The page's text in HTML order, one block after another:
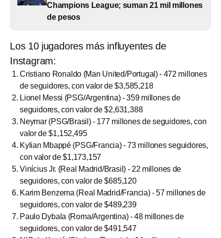
Champions League; suman 21 mil millones
de pesos
Los 10 jugadores más influyentes de
Instagram:
Cristiano Ronaldo (Man United/Portugal) - 472 millones
de seguidores, con valor de $3,585,218
Lionel Messi (PSG/Argentina) - 359 millones de
seguidores, con valor de $2,631,388
Neymar (PSG/Brasil) - 177 millones de seguidores, con
valor de $1,152,495
Kylian Mbappé (PSG/Francia) - 73 millones seguidores,
con valor de $1,173,157
Vinícius Jr. (Real Madrid/Brasil) - 22 millones de
seguidores, con valor de $685,120
Karim Benzema (Real Madrid/Francia) - 57 millones de
seguidores, con valor de $489,239
Paulo Dybala (Roma/Argentina) - 48 millones de
seguidores, con valor de $491,547